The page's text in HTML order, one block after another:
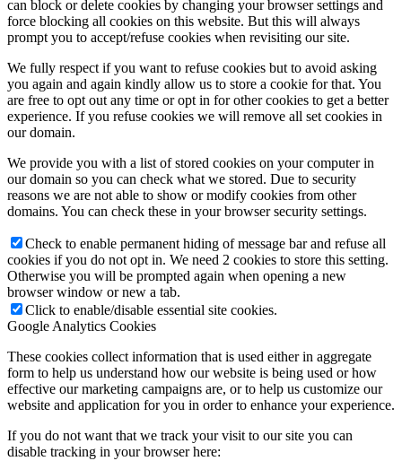
can block or delete cookies by changing your browser settings and
force blocking all cookies on this website. But this will always
prompt you to accept/refuse cookies when revisiting our site.
We fully respect if you want to refuse cookies but to avoid asking
you again and again kindly allow us to store a cookie for that. You
are free to opt out any time or opt in for other cookies to get a better
experience. If you refuse cookies we will remove all set cookies in
our domain.
We provide you with a list of stored cookies on your computer in
our domain so you can check what we stored. Due to security
reasons we are not able to show or modify cookies from other
domains. You can check these in your browser security settings.
Check to enable permanent hiding of message bar and refuse all
cookies if you do not opt in. We need 2 cookies to store this setting.
Otherwise you will be prompted again when opening a new
browser window or new a tab.
Click to enable/disable essential site cookies.
Google Analytics Cookies
These cookies collect information that is used either in aggregate
form to help us understand how our website is being used or how
effective our marketing campaigns are, or to help us customize our
website and application for you in order to enhance your experience.
If you do not want that we track your visit to our site you can
disable tracking in your browser here: